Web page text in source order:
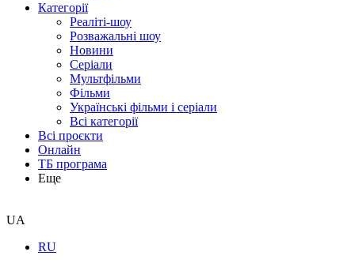
Категорії
Реаліті-шоу
Розважальні шоу
Новини
Серіали
Мультфільми
Фільми
Українські фільми і серіали
Всі категорії
Всі проєкти
Онлайн
ТБ програма
Еще
UA
RU